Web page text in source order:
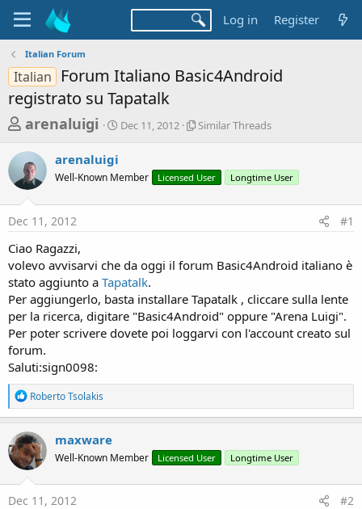
Log in Register
Italian Forum
Italian
Forum Italiano Basic4Android
registrato su Tapatalk
T
r
e
a
d
s
t
a
r
e
r
arenaluigi
S
t
a
Dec 11, 2012
S
l
r
e
d
Similar Threads
arenaluigi
Well-Known Member Licensed User Longtime User
Dec 11, 2012 #1
Ciao Ragazzi,
volevo avvisarvi che da oggi il forum Basic4Android italiano è
stato aggiunto a Tapatalk.
Per aggiungerlo, basta installare Tapatalk , cliccare sulla lente
per la ricerca, digitare "Basic4Android" oppure "Arena Luigi".
Per poter scrivere dovete poi loggarvi con l'account creato sul
forum.
Saluti:sign0098:
R
e
a
c
t
i
o
n
s
Roberto Tsolakis
maxware
Well-Known Member Licensed User Longtime User
Dec 11, 2012 #2